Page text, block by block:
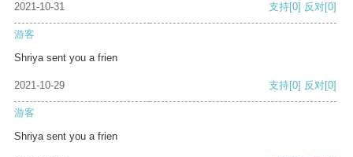
2021-10-31 支持[0] 反对[0]
游客
Shriya sent you a frien
2021-10-29 支持[0] 反对[0]
游客
Shriya sent you a frien